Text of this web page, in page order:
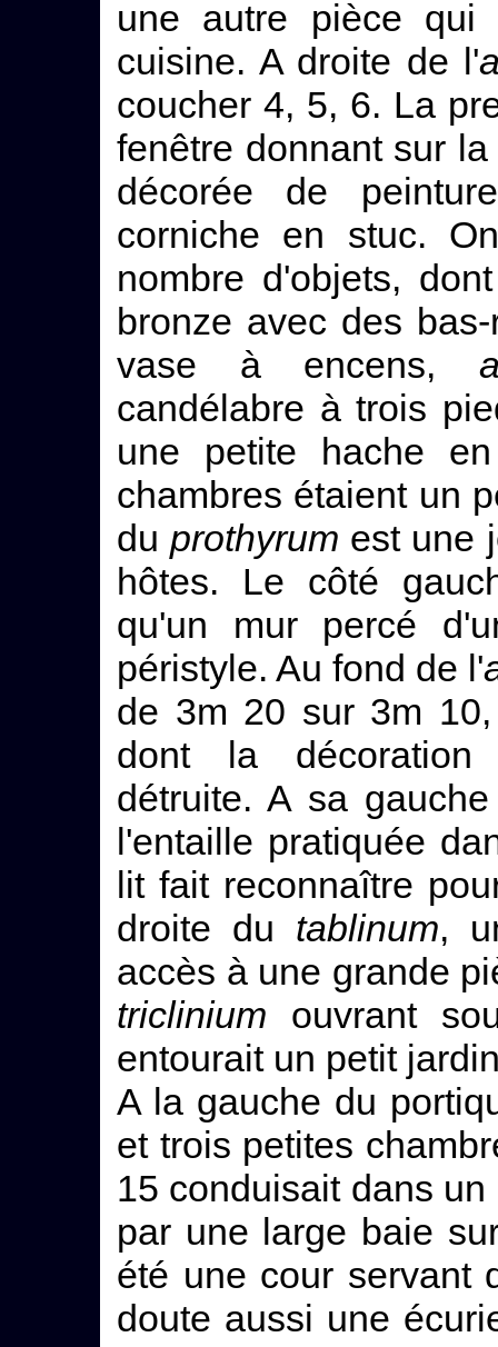
une autre pièce qui
cuisine. A droite de l'
coucher 4, 5, 6. La
fenêtre donnant sur
décorée de
corniche en stuc.
nombre d'objets,
bronze avec des
vase à encens,
candélabre à trois
une petite hache
chambres étaient un
duprothyrum est une
hôtes. Le côté
qu'un mur percé
péristyle. Au fond de l'
de 3m 20 sur 3m
dont la décoration
détruite. A sa
l'entaille pratiquée
lit fait reconnaître
droite du tablinum,
accès à une grande
triclinium ouvrant
entourait un petit
A la gauche du
et trois petites
15 conduisait dans
par une large baie
été une cour servant
doute aussi une